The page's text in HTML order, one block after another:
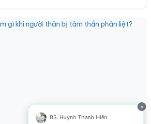
×
BS. Huỳnh Thanh Hiển